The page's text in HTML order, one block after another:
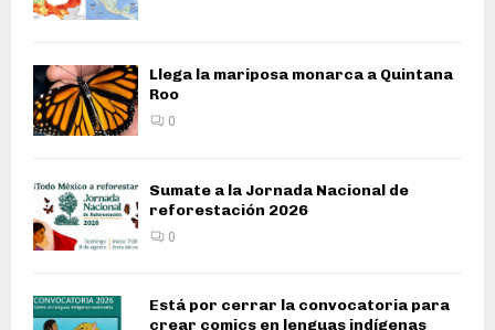
Llega la mariposa monarca a Quintana
Roo
0
Sumate a la Jornada Nacional de
reforestación 2026
0
Está por cerrar la convocatoria para
crear comics en lenguas indígenas